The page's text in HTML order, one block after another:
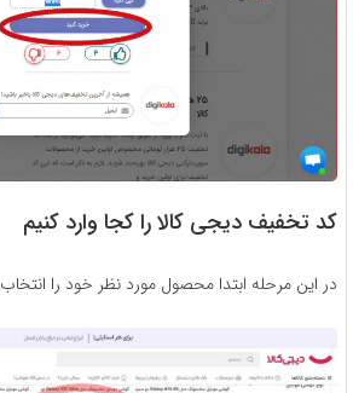
کد تخفیف دیجی کالا را کجا وارد کنیم
در این مرحله ابتدا محصول مورد نظر خود را